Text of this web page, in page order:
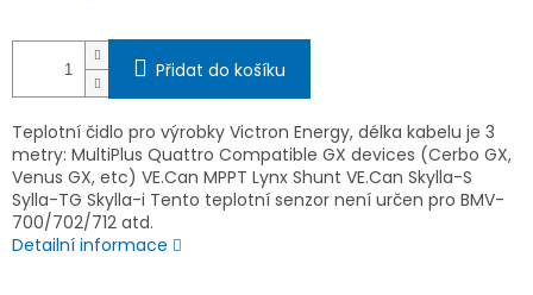
Přidat do košíku
Teplotní čidlo pro výrobky Victron Energy, délka kabelu je 3
metry: MultiPlus Quattro Compatible GX devices (Cerbo GX,
Venus GX, etc) VE.Can MPPT Lynx Shunt VE.Can Skylla-S
Sylla-TG Skylla-i Tento teplotní senzor není určen pro BMV-
700/702/712 atd.
Detailní informace